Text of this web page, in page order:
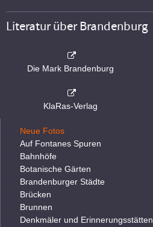
Literatur über Brandenburg
Die Mark Brandenburg
KlaRas-Verlag
Neue Fotos
Auf Fontanes Spuren
Bahnhöfe
Botanische Gärten
Brandenburger Städte
Brücken
Brunnen
Denkmäler und Erinnerungsstätten